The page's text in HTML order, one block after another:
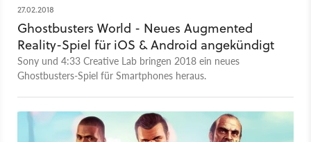
27.02.2018
Ghostbusters World - Neues Augmented
Reality-Spiel für iOS & Android angekündigt
Sony und 4:33 Creative Lab bringen 2018 ein neues
Ghostbusters-Spiel für Smartphones heraus.